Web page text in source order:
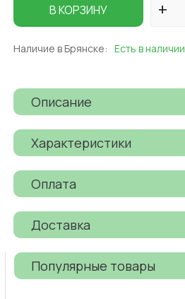
В КОРЗИНУ
Наличие в Брянске: Есть в наличии
Описание
Характеристики
Оплата
Доставка
Популярные товары